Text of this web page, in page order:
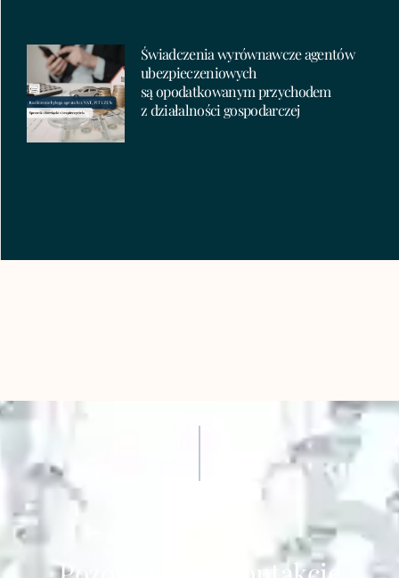
Świadczenia wyrównawcze agentów
ubezpieczeniowych
są opodatkowanym przychodem
z działalności gospodarczej